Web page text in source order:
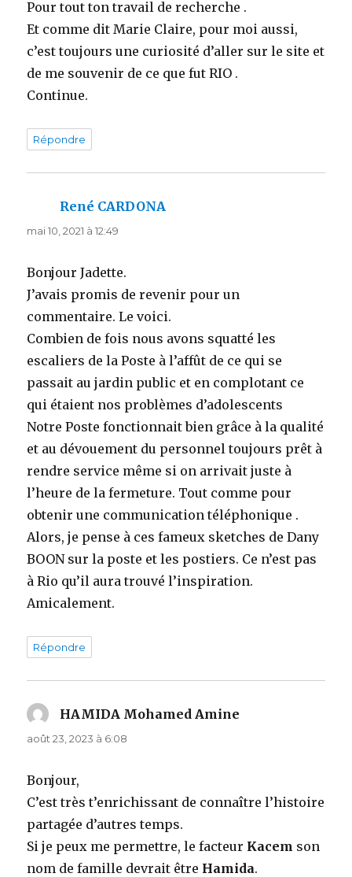
Pour tout ton travail de recherche .
Et comme dit Marie Claire, pour moi aussi,
c’est toujours une curiosité d’aller sur le site et
de me souvenir de ce que fut RIO .
Continue.
Répondre
René CARDONA
mai 10, 2021 à 12:49
Bonjour Jadette.
J’avais promis de revenir pour un
commentaire. Le voici.
Combien de fois nous avons squatté les
escaliers de la Poste à l’affût de ce qui se
passait au jardin public et en complotant ce
qui étaient nos problèmes d’adolescents
Notre Poste fonctionnait bien grâce à la qualité
et au dévouement du personnel toujours prêt à
rendre service même si on arrivait juste à
l’heure de la fermeture. Tout comme pour
obtenir une communication téléphonique .
Alors, je pense à ces fameux sketches de Dany
BOON sur la poste et les postiers. Ce n’est pas
à Rio qu’il aura trouvé l’inspiration.
Amicalement.
Répondre
HAMIDA Mohamed Amine
août 23, 2023 à 6:08
Bonjour,
C’est très t’enrichissant de connaître l’histoire
partagée d’autres temps.
Si je peux me permettre, le facteur Kacem son
nom de famille devrait être Hamida.